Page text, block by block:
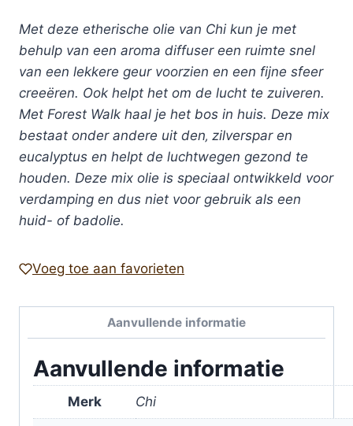
Met deze etherische olie van Chi kun je met
behulp van een aroma diffuser een ruimte snel
van een lekkere geur voorzien en een fijne sfeer
creeëren. Ook helpt het om de lucht te zuiveren.
Met Forest Walk haal je het bos in huis. Deze mix
bestaat onder andere uit den‚ zilverspar en
eucalyptus en helpt de luchtwegen gezond te
houden. Deze mix olie is speciaal ontwikkeld voor
verdamping en dus niet voor gebruik als een
huid- of badolie.
Voeg toe aan favorieten
Aanvullende informatie
Aanvullende informatie
Merk Chi